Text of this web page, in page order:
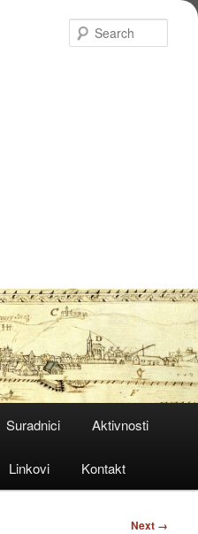
Suradnici Aktivnosti
Linkovi Kontakt
Next →